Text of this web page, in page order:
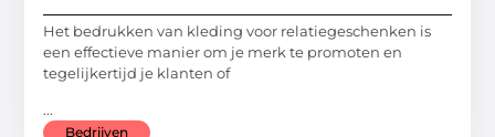
Het bedrukken van kleding voor relatiegeschenken is
een effectieve manier om je merk te promoten en
tegelijkertijd je klanten of
...
Bedrijven